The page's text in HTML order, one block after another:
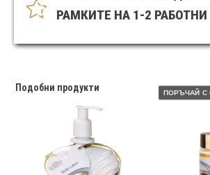
РАМКИТЕ НА 1-2
Подобни продукти ПОРЪЧАЙ С